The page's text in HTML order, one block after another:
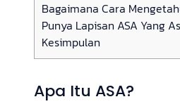
Bagaimana Cara
Punya Lapisan ASA Yang
Kesimpulan
Apa Itu ASA?